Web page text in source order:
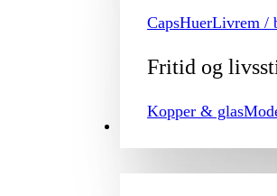
CapsHuerLivrem /
Fritid og
Kopper & glas
PROMOTION